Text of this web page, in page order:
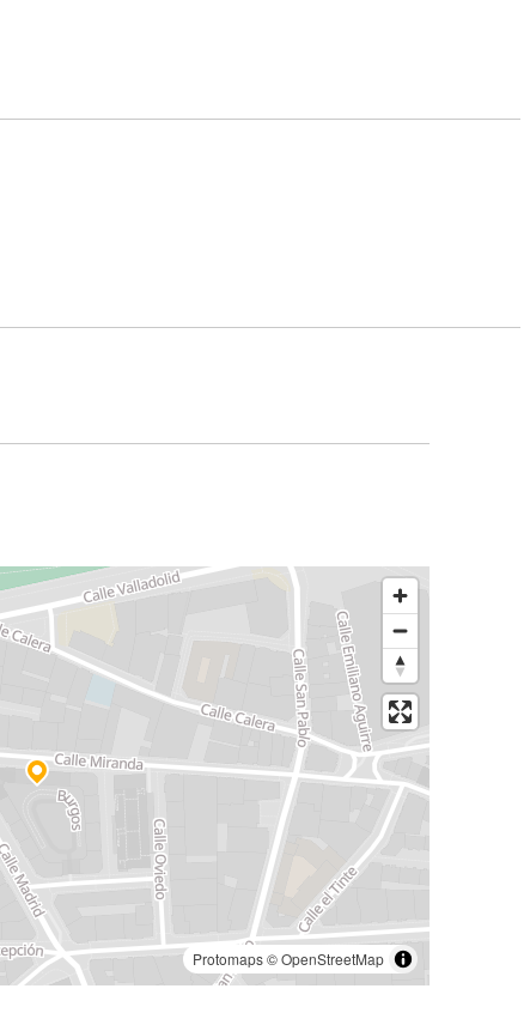
Protomaps©OpenStreetMap